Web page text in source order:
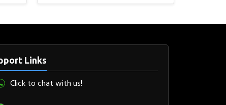
Links
Click to chat with us!